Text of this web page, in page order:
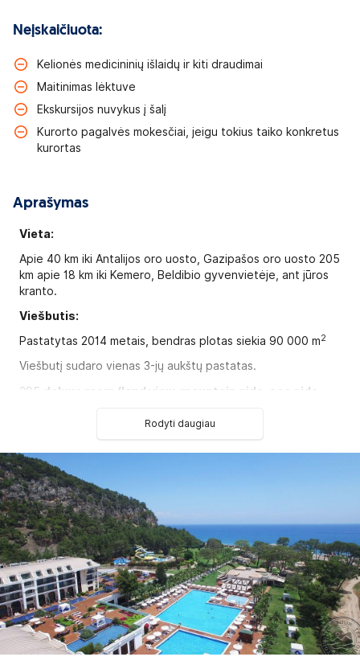
Neįskaičiuota:
Kelionės medicininių išlaidų ir kiti draudimai
Maitinimas lėktuve
Ekskursijos nuvykus į šalį
Kurorto pagalvės mokesčiai, jeigu tokius taiko konkretus
kurortas
Aprašymas
Vieta:
Apie 40 km iki Antalijos oro uosto, Gazipašos oro uosto 205
km apie 18 km iki Kemero, Beldibio gyvenvietėje, ant jūros
kranto.
Viešbutis:
Pastatytas 2014 metais, bendras plotas siekia 90 000 m2
Viešbutį sudaro vienas 3-jų aukštų pastatas.
295
deluxe room (land view, mountain side, sea side
side) tipo numeriai
42–46 m2).
73 dviejų aukštųduplex family suite tipo
numeriai(pirmame aukšte - 2 viengulės lovos, antrame
aukšte - 1 dvigulė lova, 2 tualetai, 2 dušai, terasa, maks. 4+1
asm., 65 m2).
2 dviejų aukštųduplex family executive tipo
numeriai(pirmame aukšte - 2 viengulės lovos, antrame
aukšte - 1 dvigulė lova, 2 tualetai, 2 dušai, terasa, maks. 4+1
asm., 79 m2).
6 vieno kambarioHoneymoon suite tipo
Rodyti daugiau